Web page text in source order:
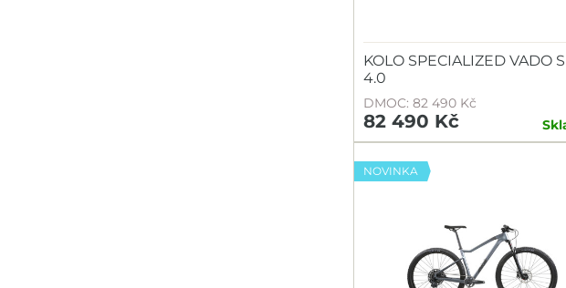
KOLO SPECIALIZED VADO
4.0
DMOC: 82 490 Kč
82 490 Kč
NOVINKA